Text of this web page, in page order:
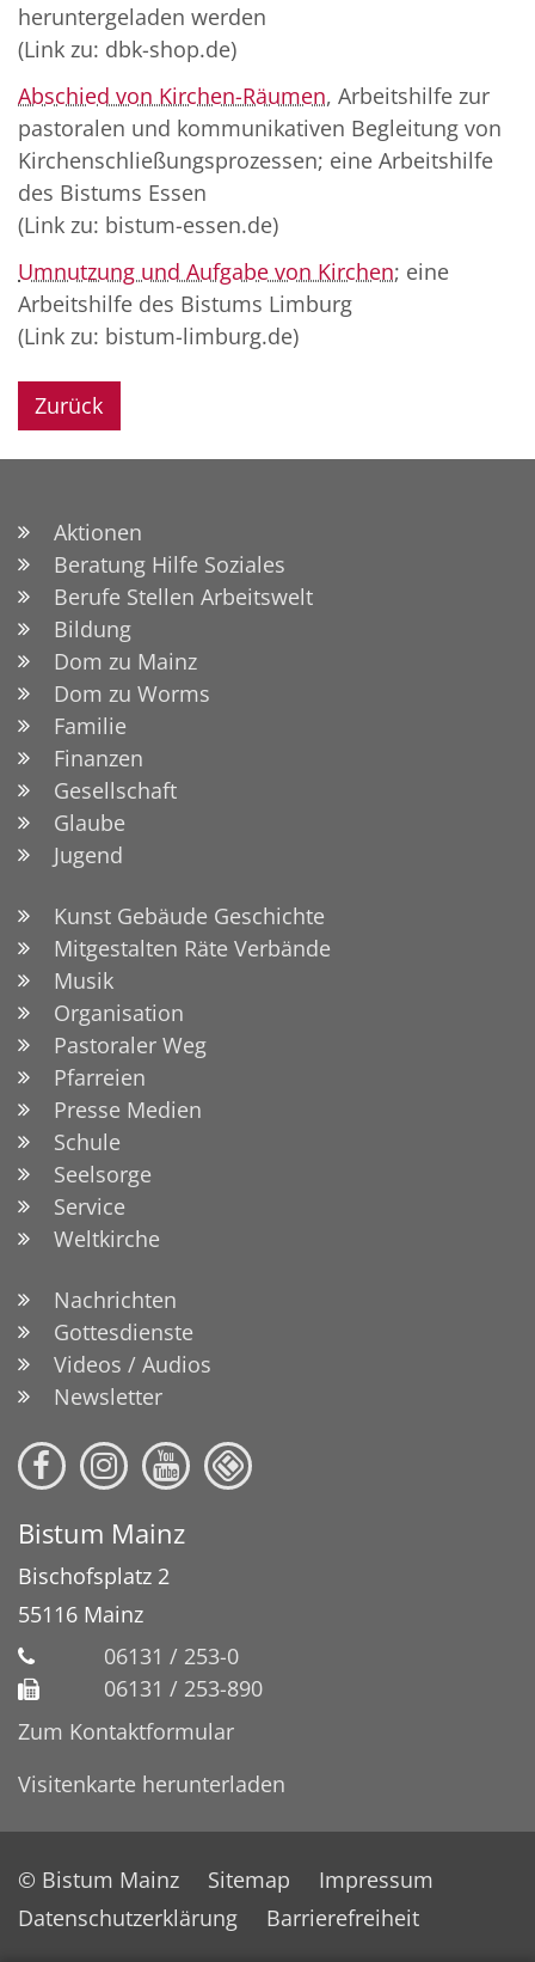
heruntergeladen werden
(Link zu: dbk-shop.de)
Abschied von Kirchen-Räumen, Arbeitshilfe zur
pastoralen und kommunikativen Begleitung von
Kirchenschließungsprozessen; eine Arbeitshilfe
des Bistums Essen
(Link zu: bistum-essen.de)
Umnutzung und Aufgabe von Kirchen; eine
Arbeitshilfe des Bistums Limburg
(Link zu: bistum-limburg.de)
Zurück
Aktionen
Beratung Hilfe Soziales
Berufe Stellen Arbeitswelt
Bildung
Dom zu Mainz
Dom zu Worms
Familie
Finanzen
Gesellschaft
Glaube
Jugend
Kunst Gebäude Geschichte
Mitgestalten Räte Verbände
Musik
Organisation
Pastoraler Weg
Pfarreien
Presse Medien
Schule
Seelsorge
Service
Weltkirche
Nachrichten
Gottesdienste
Videos / Audios
Newsletter
Bistum Mainz
Bischofsplatz 2
55116 Mainz
06131 / 253-0
06131 / 253-890
Zum Kontaktformular
Visitenkarte herunterladen
© Bistum Mainz Sitemap
Impressum
Datenschutzerklärung
Barrierefreiheit